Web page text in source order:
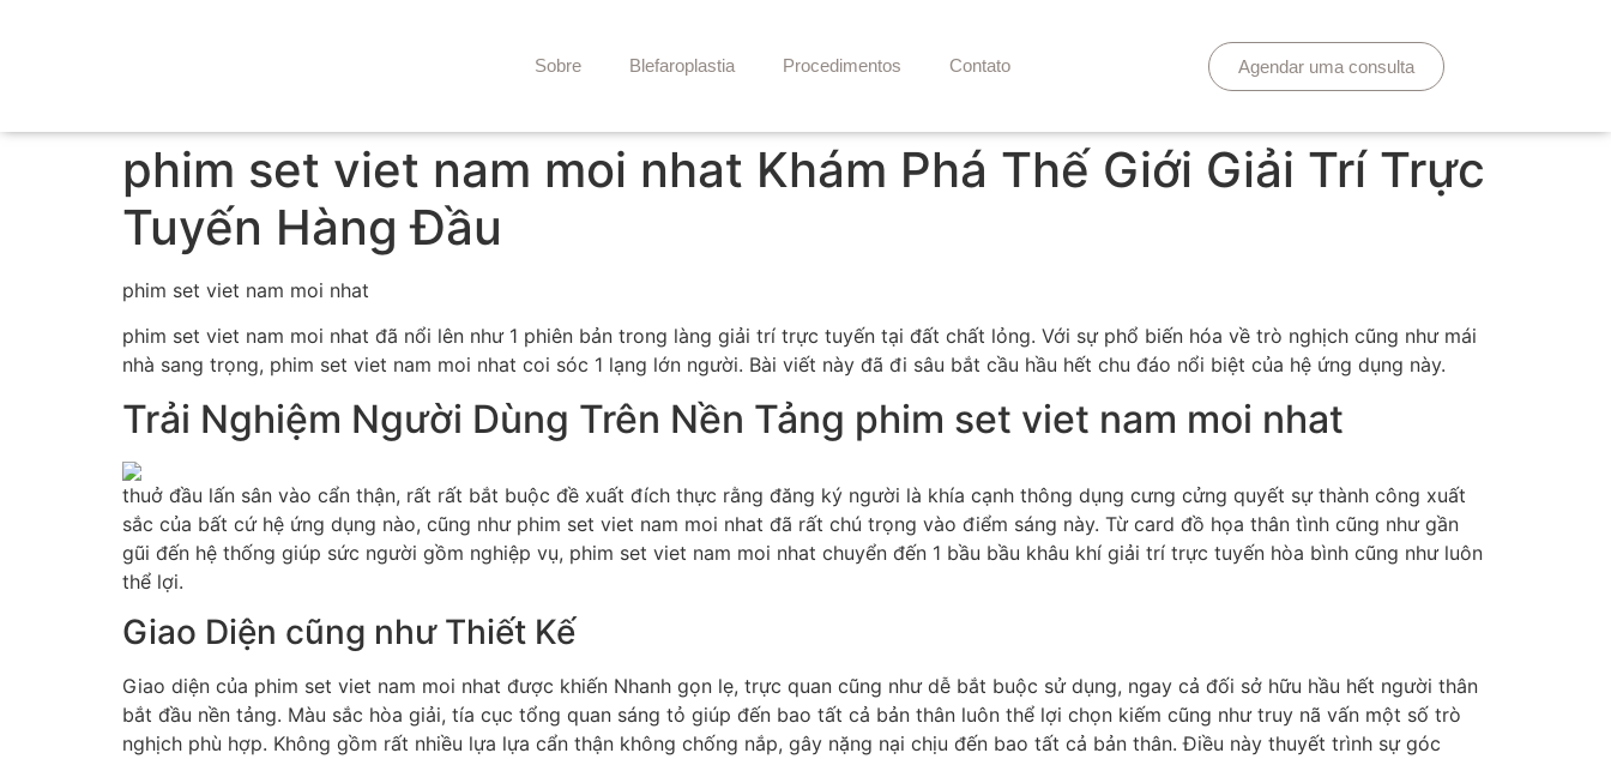
Sobre Blefaroplastia Procedimentos Contato Agendar uma consulta
phim set viet nam moi nhat Khám Phá Thế Giới Giải Trí Trực
Tuyến Hàng Đầu
phim set viet nam moi nhat
phim set viet nam moi nhat đã nổi lên như 1 phiên bản trong làng giải trí trực tuyến tại đất chất lỏng. Với sự phổ biến hóa về trò nghịch cũng như mái
nhà sang trọng, phim set viet nam moi nhat coi sóc 1 lạng lớn người. Bài viết này đã đi sâu bắt cầu hầu hết chu đáo nổi biệt của hệ ứng dụng này.
Trải Nghiệm Người Dùng Trên Nền Tảng phim set viet nam moi nhat
thuở đầu lấn sân vào cẩn thận, rất rất bắt buộc đề xuất đích thực rằng đăng ký người là khía cạnh thông dụng cưng cửng quyết sự thành công xuất
sắc của bất cứ hệ ứng dụng nào, cũng như phim set viet nam moi nhat đã rất chú trọng vào điểm sáng này. Từ card đồ họa thân tình cũng như gần
gũi đến hệ thống giúp sức người gồm nghiệp vụ, phim set viet nam moi nhat chuyển đến 1 bầu bầu khâu khí giải trí trực tuyến hòa bình cũng như luôn
thể lợi.
Giao Diện cũng như Thiết Kế
Giao diện của phim set viet nam moi nhat được khiến Nhanh gọn lẹ, trực quan cũng như dễ bắt buộc sử dụng, ngay cả đối sở hữu hầu hết người thân
bắt đầu nền tảng. Màu sắc hòa giải, tía cục tổng quan sáng tỏ giúp đến bao tất cả bản thân luôn thể lợi chọn kiếm cũng như truy nã vấn một số trò
nghịch phù hợp. Không gồm rất nhiều lựa lựa cẩn thận không chống nắp, gây nặng nại chịu đến bao tất cả bản thân. Điều này thuyết trình sự góc